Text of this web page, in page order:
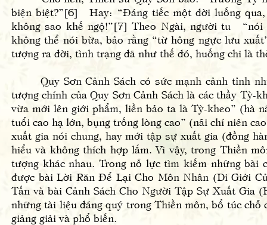
biện biệt?”[6] Hay: “Đáng tiếc một đời luống
không sao khế ngộ!”[7] Theo Ngài, người tu “nói
không thể nói bừa, bảo rằng “từ hông ngực lưu
tượng ra đời, tình trạng đã như thế đó, huống chi là
Quy Sơn Cảnh Sách có sức mạnh cảnh tỉnh
tượng chính của Quy Sơn Cảnh Sách là các thầy Tỳ-
vừa mới lên giới phẩm, liền bảo ta là Tỳ-kheo” (hà
tuổi cao hạ lớn, bụng trống lòng cao” (nãi chí niên
xuất gia nói chung, hay mới tập sự xuất gia (đồng
hiểu và không thích hợp lắm. Vì vậy, trong Thiền
tượng khác nhau. Trong nỗ lực tìm kiếm những bài
được bài Lời Răn Để Lại Cho Môn Nhân (Di Giới
Tấn và bài Cảnh Sách Cho Người Tập Sự Xuất
những tài liệu đáng quý trong Thiền môn, bổ túc chỗ
giảng giải và phổ biến.